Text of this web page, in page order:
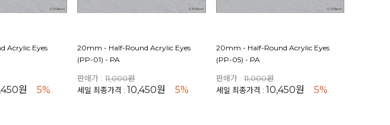
Acrylic Eyes
원 5%
20mm - Half-Round Acrylic Eyes
(PP-01) - PA
판매가 : 11,000원
세일 최종가격 : 10,450원 5%
20mm - Half-Round Acrylic Eyes
(PP-05) - PA
판매가 : 11,000원
세일 최종가격 : 10,450원 5%